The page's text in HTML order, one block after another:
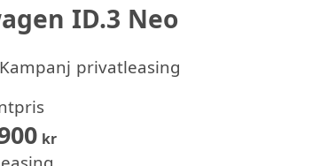
ID.3 Neo
privatleasing
kr